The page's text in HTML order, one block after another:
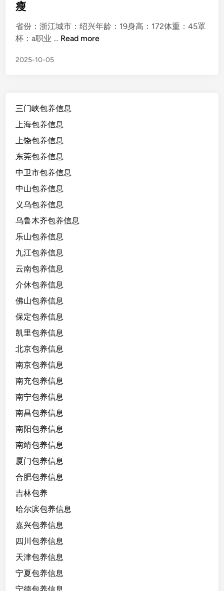
e
i
n
瘦
省份：浙江城市：绍兴年龄：19身高：172体重：45罩
杯：a职业 … 浙
1
9
1
7
2
4
5
k
，
比
较
比
较
瘦
Read more
2025-10-05
三门峡包养信息
上海包养信息
上饶包养信息
东莞包养信息
中卫市包养信息
中山包养信息
义乌包养信息
乌鲁木齐包养信息
乐山包养信息
九江包养信息
云南包养信息
介休包养信息
佛山包养信息
保定包养信息
凯里包养信息
北京包养信息
南京包养信息
南充包养信息
南宁包养信息
南昌包养信息
南阳包养信息
南靖包养信息
厦门包养信息
合肥包养信息
吉林包养
哈尔滨包养信息
嘉兴包养信息
四川包养信息
天津包养信息
宁夏包养信息